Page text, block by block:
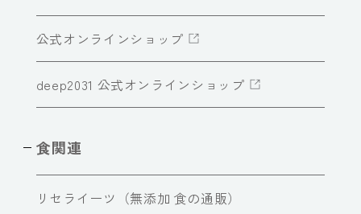
公式オンラインショップ
deep2031 公式オンラインショップ
食関連
リセライーツ（無添加 食の通販）